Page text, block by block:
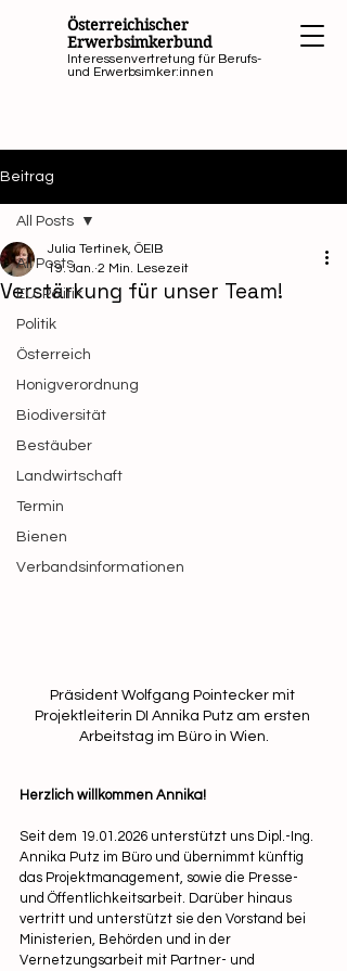
Österreichischer
Erwerbsimkerbund
Interessenvertretung für Berufs-
und Erwerbsimker:innen
Beitrag
All Posts
EU-Politik
Politik
Österreich
Honigverordnung
Biodiversität
Bestäuber
Landwirtschaft
Termin
Bienen
Verbandsinformationen
All Posts
Verstärkung für unser Team!
Julia Tertinek, ÖEIB
19. Jan. 2 Min. Lesezeit
Präsident Wolfgang Pointecker mit
Projektleiterin DI Annika Putz am ersten
Arbeitstag im Büro in Wien.
Herzlich willkommen Annika!
Seit dem 19.01.2026 unterstützt uns Dipl.-Ing.
Annika Putz im Büro und übernimmt künftig
das Projektmanagement, sowie die Presse-
und Öffentlichkeitsarbeit. Darüber hinaus
vertritt und unterstützt sie den Vorstand bei
Ministerien, Behörden und in der
Vernetzungsarbeit mit Partner- und